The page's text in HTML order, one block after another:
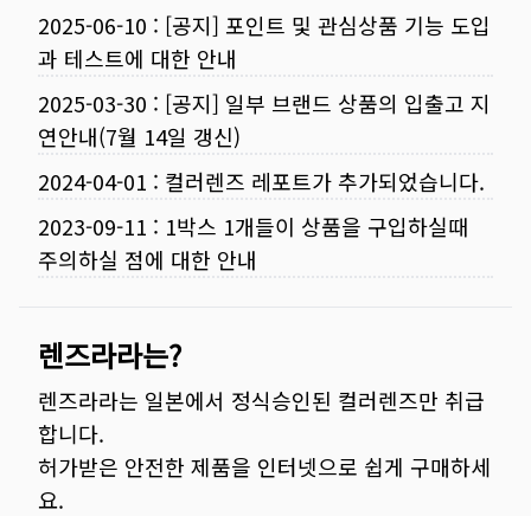
2025-06-10 : [공지] 포인트 및 관심상품 기능 도입
과 테스트에 대한 안내
2025-03-30 : [공지] 일부 브랜드 상품의 입출고 지
연안내(7월 14일 갱신)
2024-04-01 : 컬러렌즈 레포트가 추가되었습니다.
2023-09-11 : 1박스 1개들이 상품을 구입하실때
주의하실 점에 대한 안내
렌즈라라는?
렌즈라라는 일본에서 정식승인된 컬러렌즈만 취급
합니다.
허가받은 안전한 제품을 인터넷으로 쉽게 구매하세
요.